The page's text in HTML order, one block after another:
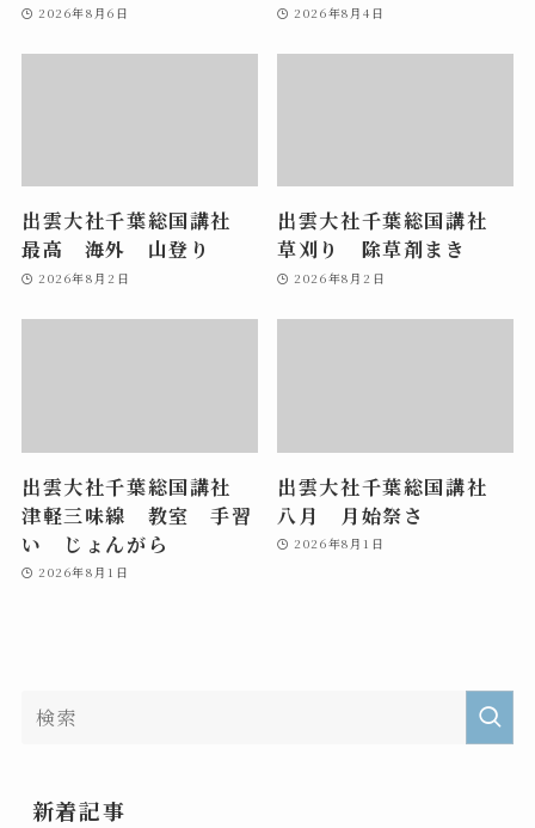
2026年8月6日 2026年8月4日
出雲大社千葉総国講社
最高 海外 山登り
2026年8月2日
出雲大社千葉総国講社
草刈り 除草剤まき
2026年8月2日
出雲大社千葉総国講社
津軽三味線 教室 手習
い じょんがら
2026年8月1日
出雲大社千葉総国講社
八月 月始祭さ
2026年8月1日
新着記事